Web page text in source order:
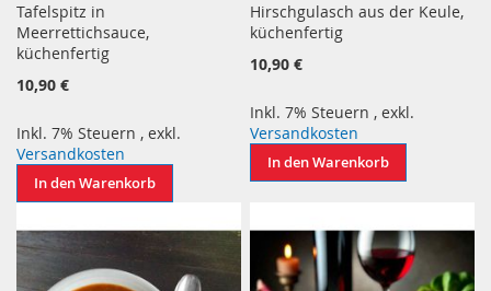
Tafelspitz in
Meerrettichsauce,
küchenfertig
10,90 €
Inkl. 7% Steuern , exkl.
Versandkosten
In den Warenkorb
Hirschgulasch aus der Keule,
küchenfertig
10,90 €
Inkl. 7% Steuern ,exkl.
Versandkosten
In den Warenkorb